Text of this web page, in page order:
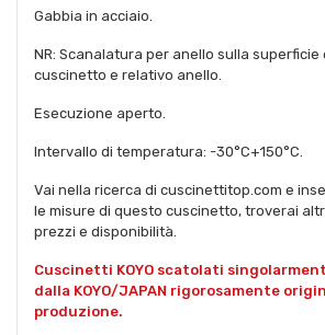
Gabbia in acciaio.
NR: Scanalatura per anello sulla superficie
cuscinetto e relativo anello.
Esecuzione aperto.
Intervallo di temperatura: -30°C+150°C.
Vai nella ricerca di cuscinettitop.com e
le misure di questo cuscinetto, troverai
prezzi e disponibilità.
Cuscinetti KOYO scatolati
dalla KOYO/JAPAN rigorosamente
produzione.